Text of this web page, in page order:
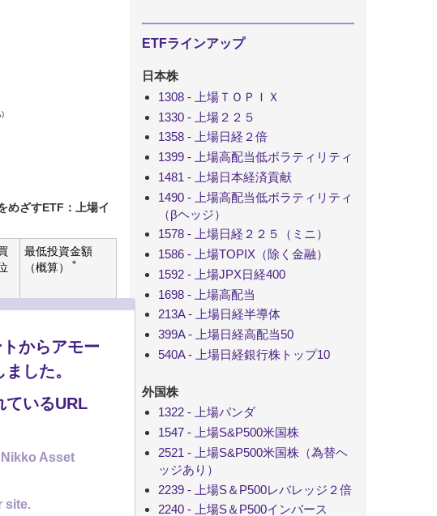
めざすETF：上場イ
最低投資金額
（概算）
＊
ETFラインアップ
日本株
1308 - 上場ＴＯＰＩＸ
1330 - 上場２２５
1358 - 上場日経２倍
1399 - 上場高配当低ボラティリティ
1481 - 上場日本経済貢献
1490 - 上場高配当低ボラティリティ
（βヘッジ）
1578 - 上場日経２２５（ミニ）
1586 - 上場TOPIX（除く金融）
1592 - 上場JPX日経400
1698 - 上場高配当
213A - 上場日経半導体
399A - 上場日経高配当50
540A - 上場日経銀行株トップ10
外国株
1322 - 上場パンダ
1547 - 上場S&P500米国株
2521 - 上場S&P500米国株（為替ヘ
ッジあり）
2239 - 上場S＆P500レバレッジ２倍
2240 - 上場S＆P500インバース
からアモー
した。
ているURL
Asset
site.